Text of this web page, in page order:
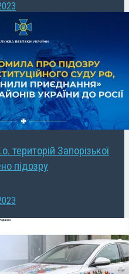
територій Запорізької
підозру